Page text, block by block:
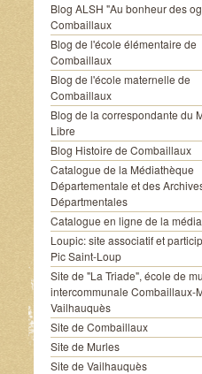
Blog ALSH "Au bonheur des
Combaillaux
Blog de l'école élémentaire de
Combaillaux
Blog de l'école maternelle de
Combaillaux
Blog de la correspondante du
Libre
Blog Histoire de Combaillaux
Catalogue de la Médiathèque
Départementale et des
Départmentales
Catalogue en ligne de la
Loupic: site associatif et
Pic Saint-Loup
Site de "La Triade", école de
intercommunale Combaillaux-
Vailhauquès
Site de Combaillaux
Site de Murles
Site de Vailhauquès